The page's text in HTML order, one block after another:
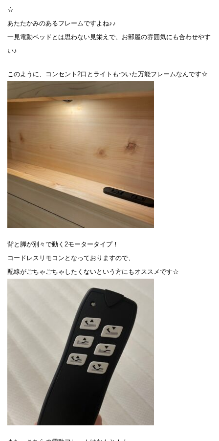
☆
あたたかみのあるフレームですよね♪♪
一見電動ベッドとは思わない見栄えで、お部屋の雰囲気にも合わせやす
い♪
このように、コンセント2口とライトもついた万能フレームなんです☆
背と脚が別々で動く2モータータイプ！
コードレスリモコンとなっておりますので、
配線がごちゃごちゃしたくないという方にもオススメです☆